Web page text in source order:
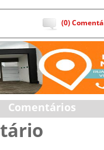
(0)
Comentários